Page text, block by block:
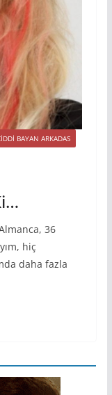
BAYAN ARKADAS
36
hiç
daha fazla